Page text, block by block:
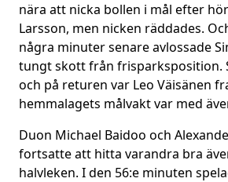
nära att nicka bollen i mål efter
Larsson, men nicken räddades.
några minuter senare avlossade
tungt skott från frisparksposition.
och på returen var Leo Väisänen
hemmalagets målvakt var med
Duon Michael Baidoo och
fortsatte att hitta varandra bra
halvleken. I den 56:e minuten